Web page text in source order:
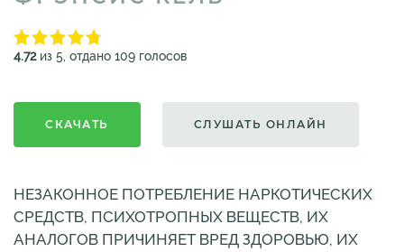
4.72из 5, отдано 109 голосов
СКАЧАТЬ СЛУШАТЬ ОНЛАЙН
НЕЗАКОННОЕ ПОТРЕБЛЕНИЕ НАРКОТИЧЕСКИХ
СРЕДСТВ, ПСИХОТРОПНЫХ ВЕЩЕСТВ, ИХ
АНАЛОГОВ ПРИЧИНЯЕТ ВРЕД ЗДОРОВЬЮ, ИХ